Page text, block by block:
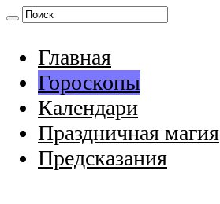
Главная
Гороскопы
Календари
Праздничная магия
Предсказания